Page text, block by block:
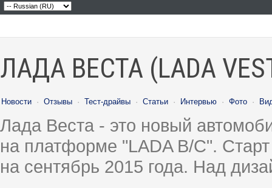
ЛАДА ВЕСТА (LADA
Новости · Отзывы · Тест-драйвы · Статьи · Интервью · Фото ·
Лада Веста - это новый
на платформе "LADA B/C".
на сентябрь 2015 года. Над